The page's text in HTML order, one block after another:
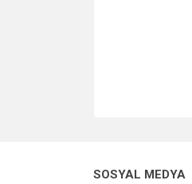
SOSYAL MEDYA